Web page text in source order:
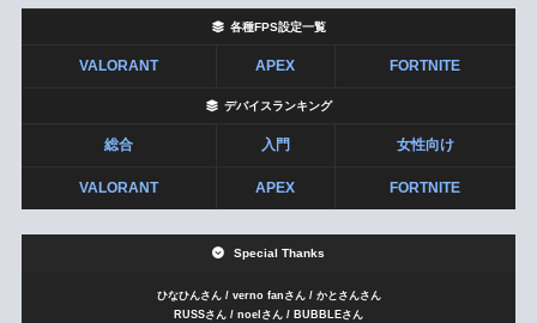
各種FPS設定一覧
VALORANT APEX FORTNITE
デバイスランキング
総合 入門 女性向け
VALORANT APEX FORTNITE
Special Thanks
ひなひんさん / verno fanさん / かとさんさん
RUSSさん / noelさん / BUBBLEさん